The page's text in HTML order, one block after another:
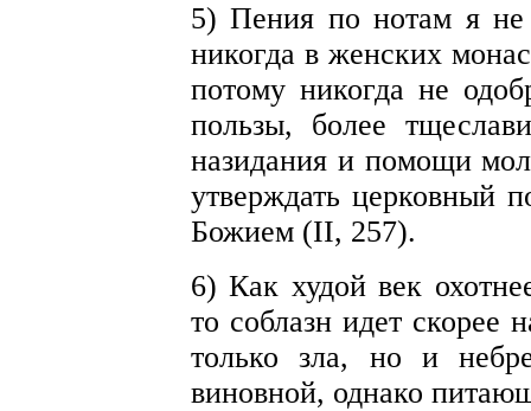
5) Пения по нотам я не
никогда в женских
потому никогда не
пользы, более
назидания и помощи
утверждать церковный
Божием (II, 257).
6) Как худой век
то соблазн идет скорее
только зла, но и
виновной, однако